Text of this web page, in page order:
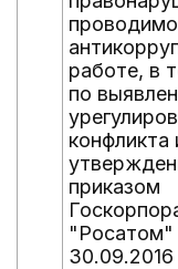
работе, в
по
конфликта
приказом
"Росатом"